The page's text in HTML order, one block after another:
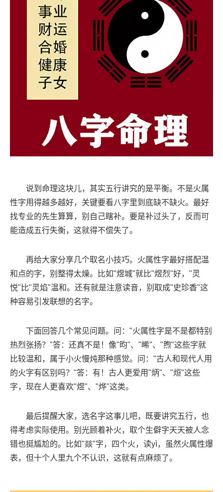
说到命理这块儿，其实五行讲究的是平衡。不是火属
性字用得越多越好，关键要看八字里到底缺不缺火。最好
找专业的先生算算，别自己瞎补。要是补过头了，反而可
能造成五行失衡，这就得不偿失了。
再给大家分享几个取名小技巧。火属性字最好搭配温
和点的字，别整得太燥。比如"煜城"就比"煜烈"好，"灵
悦"比"灵焰"温和。还有就是注意读音，别取成"史珍香"这
种容易引发联想的名字。
下面回答几个常见问题。问："火属性字是不是都特别
热烈张扬？"答：还真不是！像"昀"、"晞"、"煦"这些字就
比较温和，属于小火慢炖那种感觉。问："古人和现代人用
的火字有区别吗？"答：有！古人更爱用"炳"、"烜"这些
字，现在人更喜欢"煜"、"烨"这类。
最后提醒大家，选名字这事儿吧，既要讲究五行，也
得考虑实际使用。别光顾着补火，取个生僻字天天被人念
错也挺尴尬的。比如"燚"字，四个火，读yì，虽然火属性爆
表，但十个人里九个不认识，这就有点麻烦了。